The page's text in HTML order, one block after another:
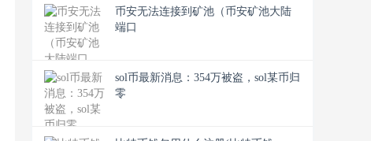
币安无法连接到矿池（币安矿池大陆
端口
sol币最新消息：354万被盗，sol某币归
零